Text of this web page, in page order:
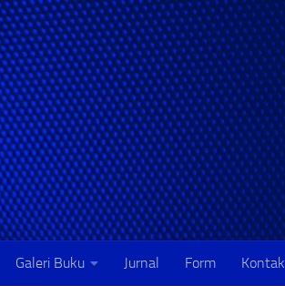
Galeri Buku Jurnal Form Kontak